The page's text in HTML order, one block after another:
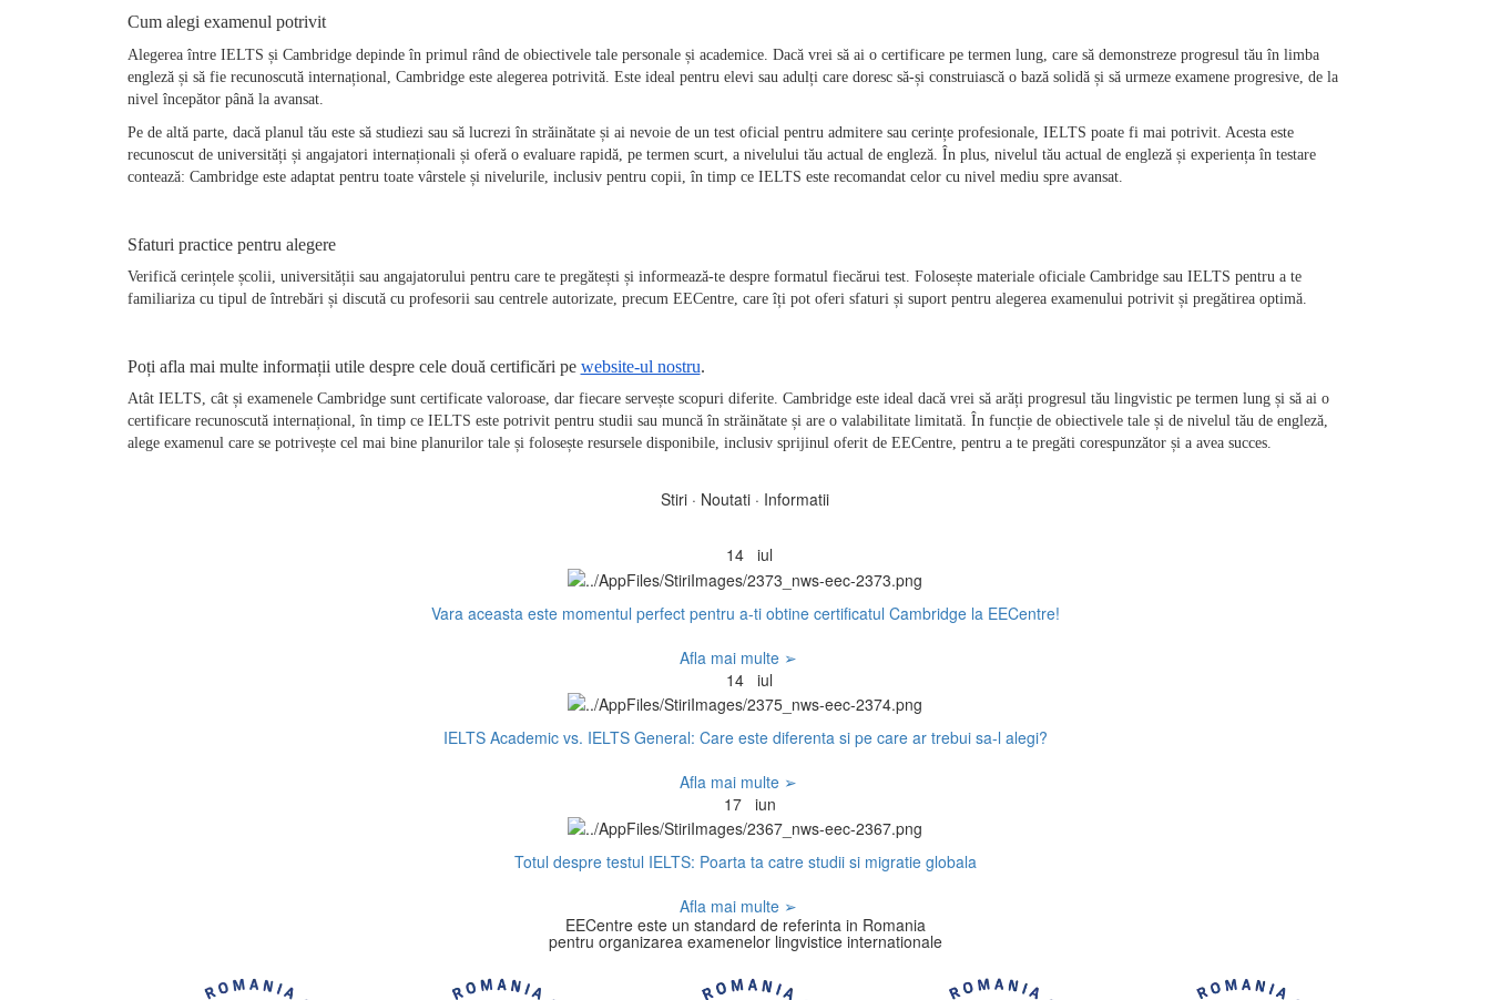
Cum alegi examenul potrivit
Alegerea între IELTS și Cambridge depinde în primul rând de obiectivele tale personale și academice. Dacă vrei să ai o certificare pe termen lung, care să demonstreze progresul tău în limba
engleză și să fie recunoscută internațional, Cambridge este alegerea potrivită. Este ideal pentru elevi sau adulți care doresc să-și construiască o bază solidă și să urmeze examene progresive, de la
nivel începător până la avansat.
Pe de altă parte, dacă planul tău este să studiezi sau să lucrezi în străinătate și ai nevoie de un test oficial pentru admitere sau cerințe profesionale, IELTS poate fi mai potrivit. Acesta este
recunoscut de universități și angajatori internaționali și oferă o evaluare rapidă, pe termen scurt, a nivelului tău actual de engleză. În plus, nivelul tău actual de engleză și experiența în testare
contează: Cambridge este adaptat pentru toate vârstele și nivelurile, inclusiv pentru copii, în timp ce IELTS este recomandat celor cu nivel mediu spre avansat.
Sfaturi practice pentru alegere
Verifică cerințele școlii, universității sau angajatorului pentru care te pregătești și informează-te despre formatul fiecărui test. Folosește materiale oficiale Cambridge sau IELTS pentru a te
familiariza cu tipul de întrebări și discută cu profesorii sau centrele autorizate, precum EECentre, care îți pot oferi sfaturi și suport pentru alegerea examenului potrivit și pregătirea optimă.
Poți afla mai multe informații utile despre cele două certificări pe website-ul nostru.
Atât IELTS, cât și examenele Cambridge sunt certificate valoroase, dar fiecare servește scopuri diferite. Cambridge este ideal dacă vrei să arăți progresul tău lingvistic pe termen lung și să ai o
certificare recunoscută internațional, în timp ce IELTS este potrivit pentru studii sau muncă în străinătate și are o valabilitate limitată. În funcție de obiectivele tale și de nivelul tău de engleză,
alege examenul care se potrivește cel mai bine planurilor tale și folosește resursele disponibile, inclusiv sprijinul oferit de EECentre, pentru a te pregăti corespunzător și a avea succes.
Stiri · Noutati · Informatii
14 iul
Vara aceasta este momentul perfect pentru a-ti obtine certificatul Cambridge la EECentre!
Afla mai multe ➢
14 iul
IELTS Academic vs. IELTS General: Care este diferenta si pe care ar trebui sa-l alegi?
Afla mai multe ➢
17 iun
Totul despre testul IELTS: Poarta ta catre studii si migratie globala
Afla mai multe ➢
EECentre este un standard de referinta in Romania
pentru organizarea examenelor lingvistice internationale